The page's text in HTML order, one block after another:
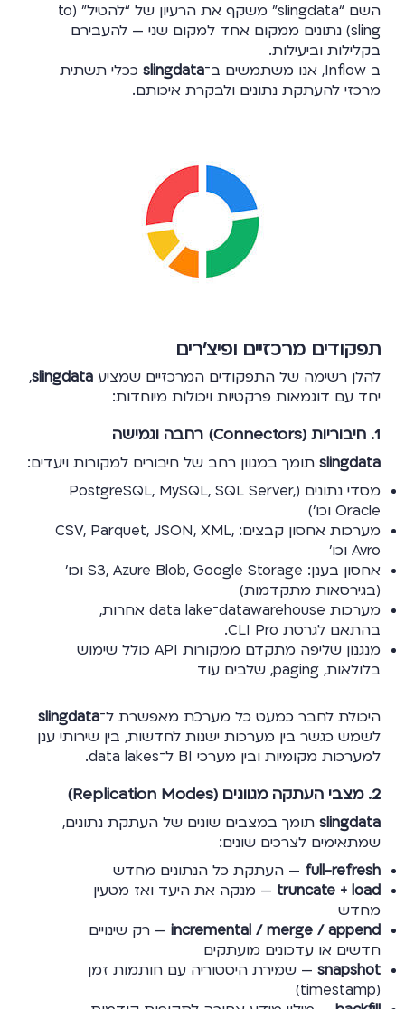
השם “slingdata” משקף את הרעיון של “להטיל” (to
sling) נתונים ממקום אחד למקום שני — להעבירם
בקלילות וביעילות.
ב Inflow, אנו משתמשים ב־
slingdataככלי תשתית
מרכזי להעתקת נתונים ולבקרת איכותם.
תפקודים מרכזיים ופיצ’רים
להלן רשימה של התפקודים המרכזיים שמציע slingdata
,
יחד עם דוגמאות פרקטיות ויכולות מיוחדות:
1. חיבוריות (Connectors) רחבה וגמישה
slingdataתומך במגוון רחב של חיבורים למקורות ויעדים:
מסדי נתונים (PostgreSQL, MySQL, SQL Server,
Oracle וכו’)
מערכות אחסון קבצים: CSV, Parquet, JSON, XML,
Avro וכו’
אחסון בענן: S3, Azure Blob, Google Storage וכו’
(בגירסאות מתקדמות)
מערכות datawarehouse־data lake אחרות,
בהתאם לגרסת CLI Pro.
מנגנון שליפה מתקדם ממקורות API כולל שימוש
בלולאות, paging, שלבים עוד
היכולת לחבר כמעט כל מערכת מאפשרת ל־slingdata
לשמש כגשר בין מערכות ישנות לחדשות, בין שירותי ענן
למערכות מקומיות ובין מערכי BI ל־data lakes.
2. מצבי העתקה מגוונים (Replication Modes)
slingdataתומך במצבים שונים של העתקת נתונים,
שמתאימים לצרכים שונים:
full-refresh — העתקת כל הנתונים מחדש
truncate + load — מנקה את היעד ואז מטעין
מחדש
incremental / merge / append— רק שינויים
חדשים או עדכונים מועתקים
snapshot— שמירת היסטוריה עם חותמות זמן
(timestamp)